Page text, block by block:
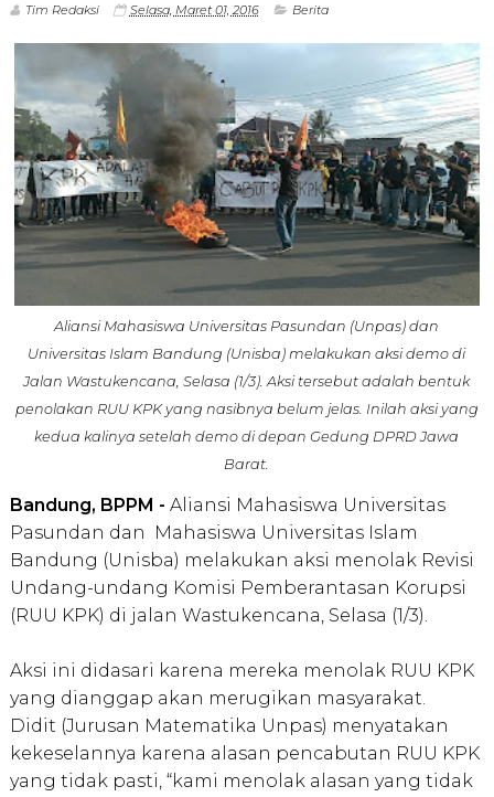
Tim Redaksi Selasa, Maret 01, 2016 Berita
Aliansi Mahasiswa Universitas Pasundan (Unpas) dan
Universitas Islam Bandung (Unisba) melakukan aksi demo di
Jalan Wastukencana, Selasa (1/3). Aksi tersebut adalah bentuk
penolakan RUU KPK yang nasibnya belum jelas. Inilah aksiyang
kedua kalinya setelah demo di depan Gedung DPRD Jawa
Barat.
Bandung, BPPM - Aliansi Mahasiswa Universitas
Pasundan dan Mahasiswa Universitas Islam
Bandung (Unisba) melakukan aksi menolak Revisi
Undang-undang Komisi Pemberantasan Korupsi
(RUU KPK) di jalan Wastukencana, Selasa (1/3).
Aksi ini didasari karena mereka menolak RUU KPK
yang dianggap akan merugikan masyarakat.
Didit (Jurusan Matematika Unpas) menyatakan
kekeselannya karena alasan pencabutan RUU KPK
yang tidak pasti, “kami menolak alasan yang tidak